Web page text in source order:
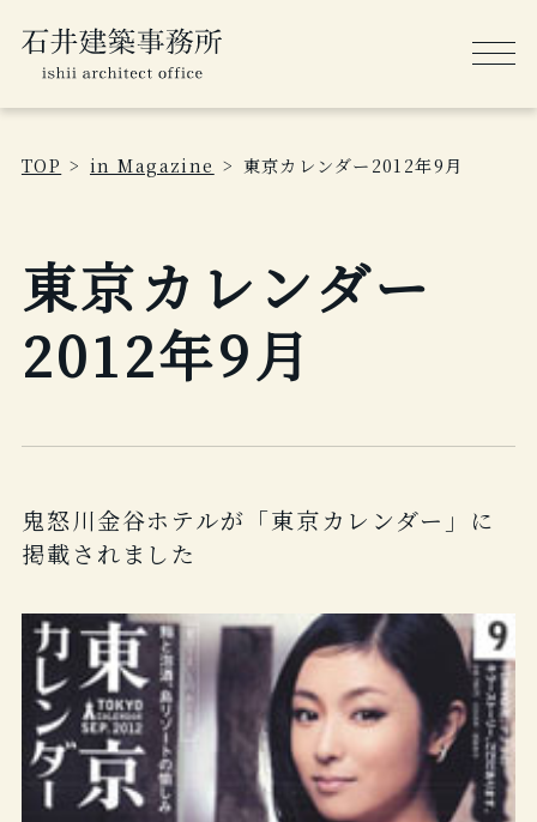
TOP in Magazine 東京カレンダー2012年9月
東京カレンダー
2012年9月
鬼怒川金谷ホテルが「東京カレンダー」に
掲載されました